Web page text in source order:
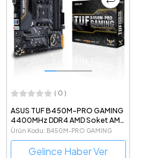
( 0 )
ASUS TUF B450M-PRO GAMING
4400MHz DDR4 AMD Soket AM4
mATX Anakart
Ürün Kodu: B450M-PRO GAMING
Gelince Haber Ver